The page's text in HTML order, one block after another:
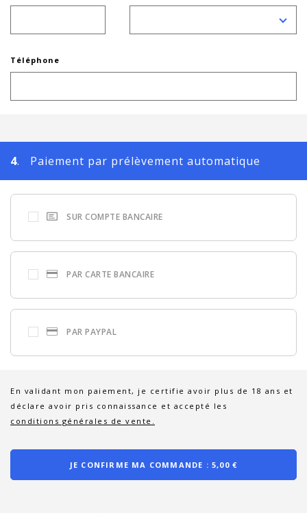
Téléphone
4. Paiement par prélèvement automatique
SUR COMPTE BANCAIRE
PAR CARTE BANCAIRE
PAR PAYPAL
En validant mon paiement, je certifie avoir plus de 18 ans et
déclare avoir pris connaissance et accepté les
conditions générales de vente.
JE CONFIRME MA COMMANDE : 5,00 €